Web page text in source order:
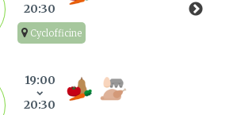
20:30
Cyclofficine
19:00
20:30